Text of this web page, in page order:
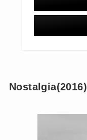
Nostalgia(2016)